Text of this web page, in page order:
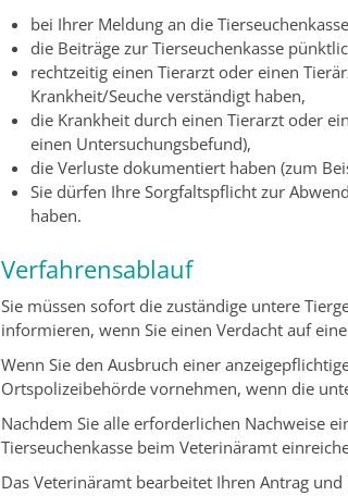
bei Ihrer Meldung an die
die Beiträge zur Tierseuchenkasse
rechtzeitig einen Tierarzt oder einen
Krankheit/Seuche verständigt haben,
die Krankheit durch einen Tierarzt oder
einen Untersuchungsbefund),
die Verluste dokumentiert haben (zum
Sie dürfen Ihre Sorgfaltspflicht zur
haben.
Verfahrensablauf
Sie müssen sofort die zuständige untere
informieren, wenn Sie einen Verdacht auf
Wenn Sie den Ausbruch einer
Ortspolizeibehörde vornehmen, wenn die
Nachdem Sie alle erforderlichen Nachweise
Tierseuchenkasse beim Veterinäramt
Das Veterinäramt bearbeitet Ihren Antrag